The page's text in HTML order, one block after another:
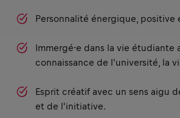
Personnalité énergique, positive
Immergé⸱e dans la vie étudiante
connaissance de l'université, la
Esprit créatif avec un sens aigu
et de l'initiative.